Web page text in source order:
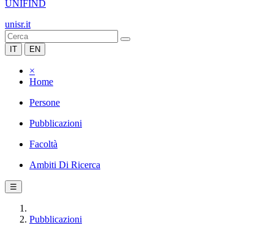
UNIFIND
unisr.it
IT EN
×
Home
Persone
Pubblicazioni
Facoltà
Ambiti Di Ricerca
☰
Pubblicazioni